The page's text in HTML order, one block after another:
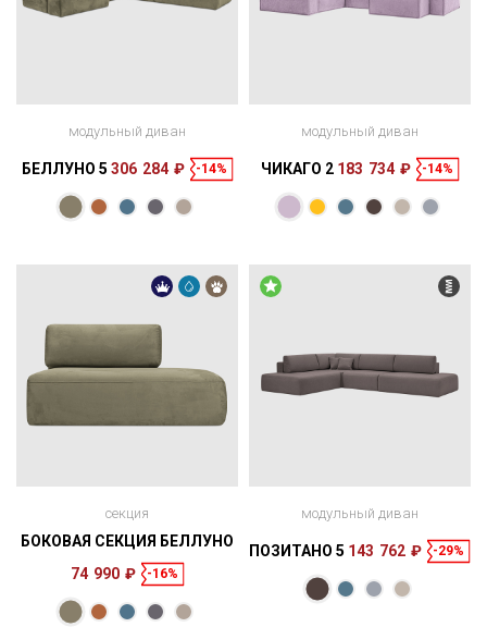
модульный диван
БЕЛЛУНО 5 306 284 ₽ -14%
модульный диван
ЧИКАГО 2 183 734 ₽ -14%
Размеры
Спальное
секция
БОКОВАЯ СЕКЦИЯ БЕЛЛУНО
74 990 ₽
-16%
модульный диван
ПОЗИТАНО 5 143 762 ₽ -29%